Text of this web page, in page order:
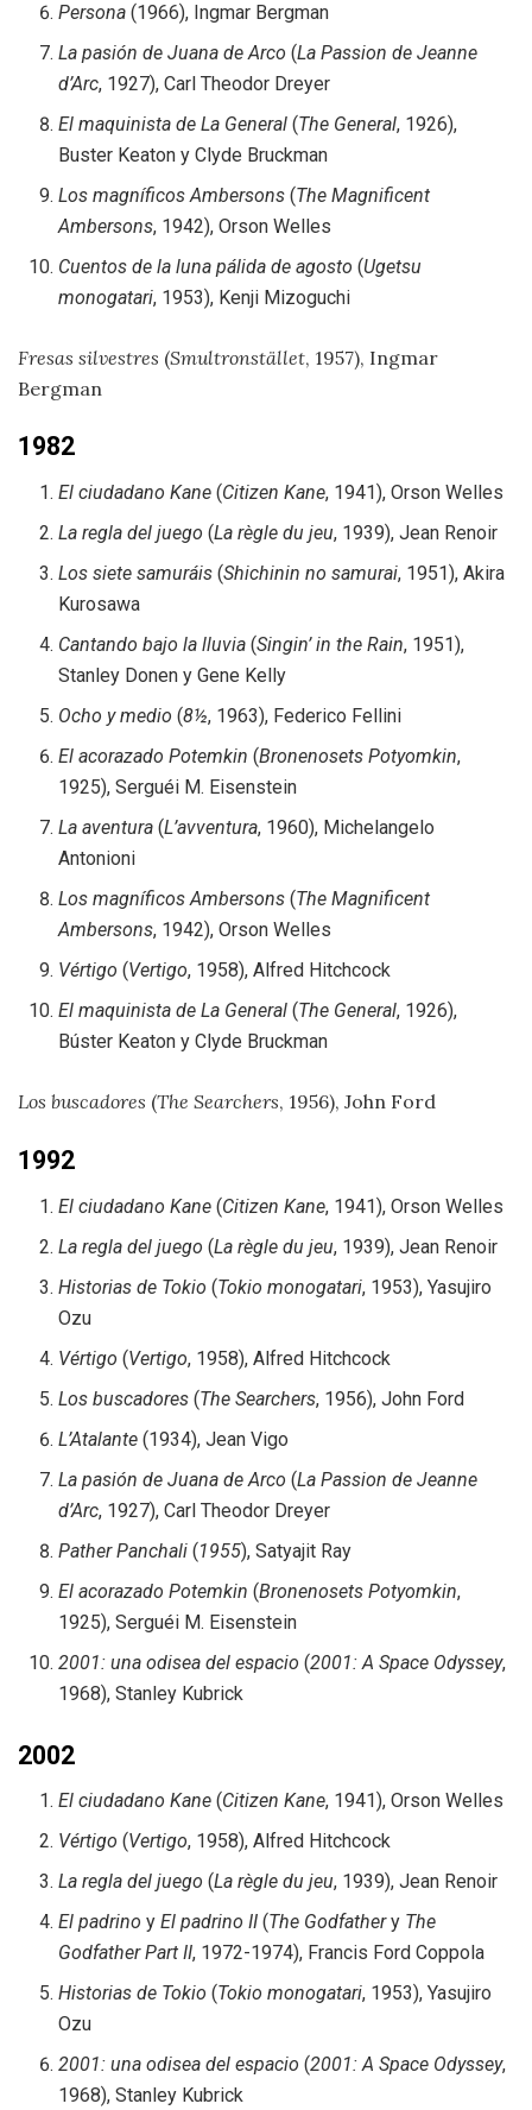
Persona(1966), Ingmar Bergman
La pasión de Juana de Arco (La Passion de Jeanne
d’Arc, 1927), Carl Theodor Dreyer
El maquinista de La General(The General, 1926),
Buster Keaton y Clyde Bruckman
Los magníficos Ambersons(The Magnificent
Ambersons, 1942), Orson Welles
Cuentos de la luna pálida de agosto (Ugetsu
monogatari, 1953), Kenji Mizoguchi
Fresas silvestres (Smultronstället, 1957), Ingmar
Bergman
1982
El ciudadano Kane (Citizen Kane, 1941), Orson Welles
La regla del juego (La règle du jeu, 1939), Jean Renoir
Los siete samuráis(Shichinin no samurai, 1951), Akira
Kurosawa
Cantando bajo la lluvia (Singin’ in the Rain, 1951),
Stanley Donen y Gene Kelly
Ocho y medio(8½, 1963), Federico Fellini
El acorazado Potemkin (Bronenosets Potyomkin,
1925), Serguéi M. Eisenstein
La aventura (L’avventura, 1960), Michelangelo
Antonioni
Los magníficos Ambersons(The Magnificent
Ambersons, 1942), Orson Welles
Vértigo(Vertigo, 1958), Alfred Hitchcock
El maquinista de La General(The General, 1926),
Búster Keaton y Clyde Bruckman
Los buscadores (The Searchers, 1956), John Ford
1992
El ciudadano Kane (Citizen Kane, 1941), Orson Welles
La regla del juego (La règle du jeu, 1939), Jean Renoir
Historias de Tokio(Tokio monogatari, 1953), Yasujiro
Ozu
Vértigo(Vertigo, 1958), Alfred Hitchcock
Los buscadores(The Searchers, 1956), John Ford
L’Atalante (1934), Jean Vigo
La pasión de Juana de Arco (La Passion de Jeanne
d’Arc, 1927), Carl Theodor Dreyer
Pather Panchali(1955), Satyajit Ray
El acorazado Potemkin (Bronenosets Potyomkin,
1925), Serguéi M. Eisenstein
2001: una odisea del espacio(2001: A Space Odyssey,
1968), Stanley Kubrick
2002
El ciudadano Kane (Citizen Kane, 1941), Orson Welles
Vértigo(Vertigo, 1958), Alfred Hitchcock
La regla del juego (La règle du jeu, 1939), Jean Renoir
El padrinoy El padrino II(The Godfathery The
Godfather Part II, 1972-1974), Francis Ford Coppola
Historias de Tokio(Tokio monogatari, 1953), Yasujiro
Ozu
2001: una odisea del espacio(2001: A Space Odyssey,
1968), Stanley Kubrick